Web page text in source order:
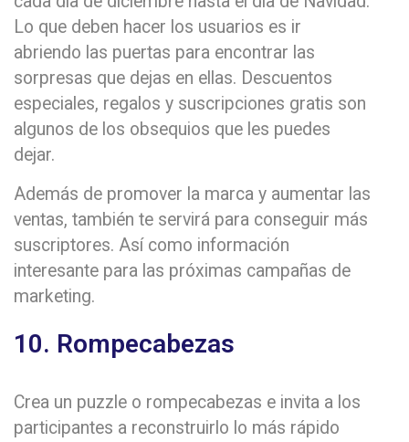
Lo que deben hacer los usuarios es ir
abriendo las puertas para encontrar las
sorpresas que dejas en ellas. Descuentos
especiales, regalos y suscripciones gratis son
algunos de los obsequios que les puedes
dejar.
Además de promover la marca y aumentar las
ventas, también te servirá para conseguir más
suscriptores. Así como información
interesante para las próximas campañas de
marketing.
10. Rompecabezas
Crea un puzzle o rompecabezas e invita a los
participantes a reconstruirlo lo más rápido